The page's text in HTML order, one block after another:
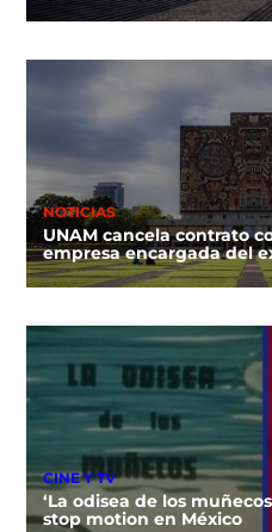
NOTICIAS
UNAM cancela contrato
empresa encargada del
CINE Y TV
‘La odisea de los
stop motion en México